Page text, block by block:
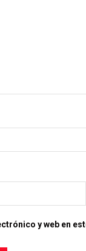
y web en